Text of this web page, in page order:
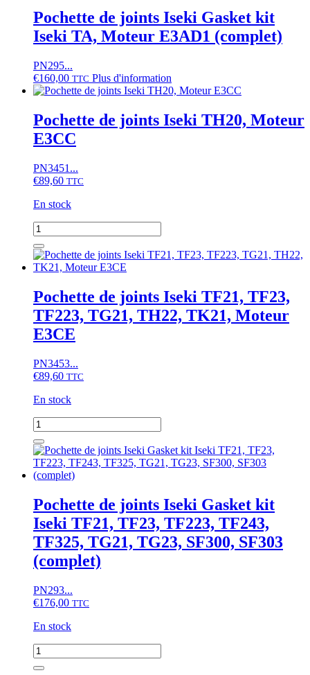
Pochette de joints Iseki Gasket kit
Iseki TA, Moteur E3AD1 (complet)
PN295...
€160,00 TTC Plus d'information
Pochette de joints Iseki TH20, Moteur
E3CC
PN3451...
€89,60 TTC
En stock
quantité
de
Pochette
de
Iseki
TH20,
Moteur
E3CC
Pochette de joints Iseki TF21, TF23,
TF223, TG21, TH22, TK21, Moteur
E3CE
PN3453...
€89,60 TTC
En stock
quantité
de
Pochette
de
joints
Iseki
TF21,
TF23,
TF223,
TG21,
TH22,
TK21,
Moteur
E3CE
Pochette de joints Iseki Gasket kit
Iseki TF21, TF23, TF223, TF243,
TF325, TG21, TG23, SF300, SF303
(complet)
PN293...
€176,00 TTC
En stock
quantité
de